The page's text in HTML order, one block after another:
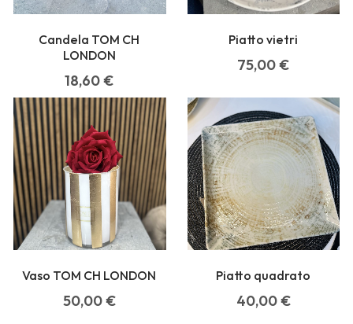
Candela TOM CH
LONDON
18,60€
Piatto vietri
75,00€
Vaso TOM CH LONDON
50,00€
Piatto quadrato
40,00€